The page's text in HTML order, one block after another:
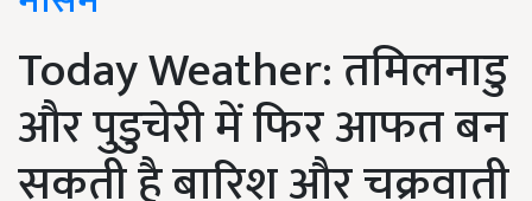
Today Weather: तमिलनाडु
और पुडुचेरी में फिर आफत बन
सकती है बारिश और चक्रवाती